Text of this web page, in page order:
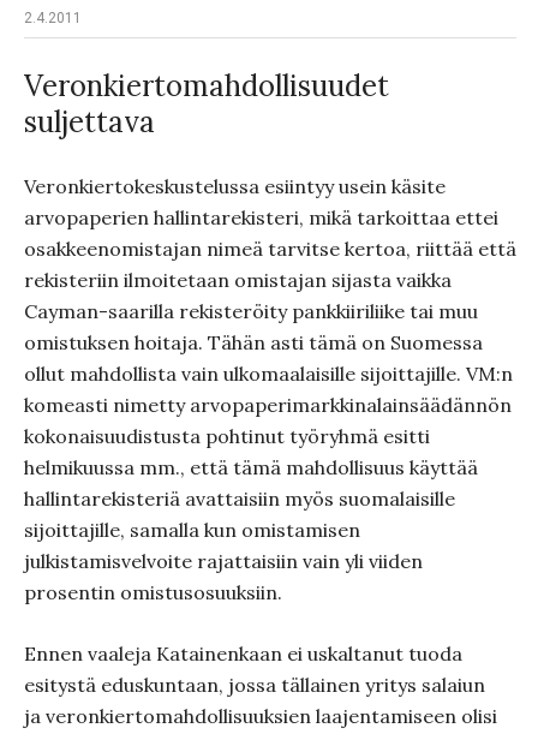
2.4.2011
Veronkiertomahdollisuudet
suljettava
Veronkiertokeskustelussa esiintyy usein käsite
arvopaperien hallintarekisteri, mikä tarkoittaa ettei
osakkeenomistajan nimeä tarvitse kertoa, riittää että
rekisteriin ilmoitetaan omistajan sijasta vaikka
Cayman-saarilla rekisteröity pankkiiriliike tai muu
omistuksen hoitaja. Tähän asti tämä on Suomessa
ollut mahdollista vain ulkomaalaisille sijoittajille. VM:n
komeasti nimetty arvopaperimarkkinalainsäädännön
kokonaisuudistusta pohtinut työryhmä esitti
helmikuussa mm., että tämä mahdollisuus käyttää
hallintarekisteriä avattaisiin myös suomalaisille
sijoittajille, samalla kun omistamisen
julkistamisvelvoite rajattaisiin vain yli viiden
prosentin omistusosuuksiin.
Ennen vaaleja Katainenkaan ei uskaltanut tuoda
esitystä eduskuntaan, jossa tällainen yritys salaiun
ja veronkiertomahdollisuuksien laajentamiseen olisi